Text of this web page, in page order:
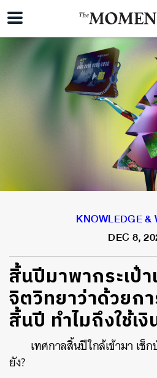
KNOWLEDGE &
DEC 8,
สิ้นปีมาพากระเป๋า
จิตวิทยาว่าด้วยกา
สิ้นปี ทำไมถึงใช้เ
เทศกาลสิ้นปีใกล้เข้ามา เ
ยัง?